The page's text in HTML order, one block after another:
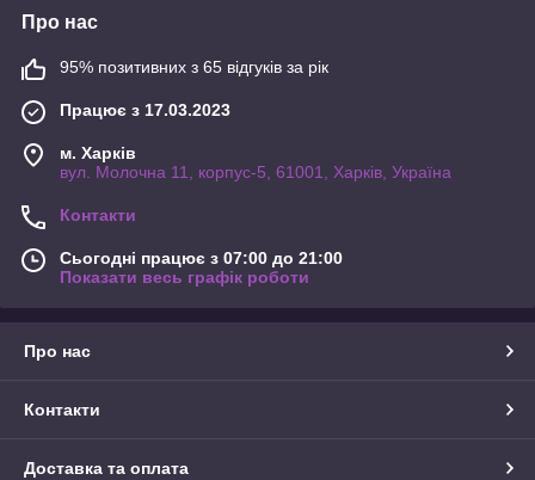
Про нас
95% позитивних з 65 відгуків за рік
Працює з 17.03.2023
м. Харків
вул. Молочна 11, корпус-5, 61001, Харків, Україна
Контакти
Сьогодні працює з 07:00 до 21:00
Показати весь графік роботи
Про нас
Контакти
Доставка та оплата